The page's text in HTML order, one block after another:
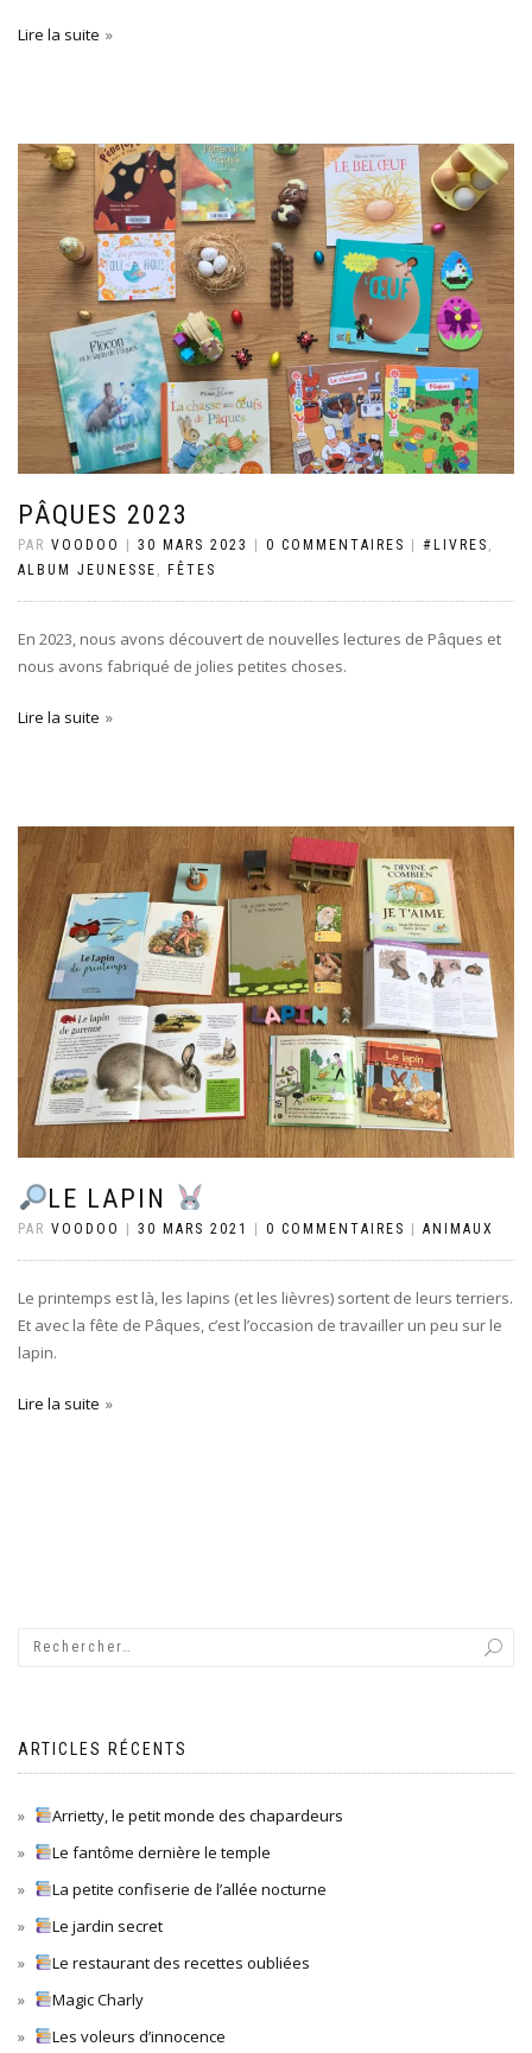
Lire la suite
PÂQUES 2023
PAR VOODOO 30 MARS 2023 0 COMMENTAIRES #LIVRES ,
ALBUM JEUNESSE , FÊTES
En 2023, nous avons découvert de nouvelles lectures de Pâques et
nous avons fabriqué de jolies petites choses.
Lire la suite
LE LAPIN
PAR VOODOO 30 MARS 2021 0 COMMENTAIRES ANIMAUX
Le printemps est là, les lapins (et les lièvres) sortent de leurs terriers.
Et avec la fête de Pâques, c’est l’occasion de travailler un peu sur le
lapin.
Lire la suite
ARTICLES RÉCENTS
Arrietty, le petit monde des chapardeurs
Le fantôme dernière le temple
La petite confiserie de l’allée nocturne
Le jardin secret
Le restaurant des recettes oubliées
Magic Charly
Les voleurs d’innocence